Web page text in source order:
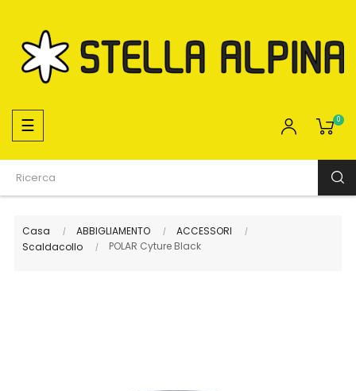
navigazione
Toggle
☰ 0
Casa ABBIGLIAMENTO
ACCESSORI
Scaldacollo
POLAR Cyture Black